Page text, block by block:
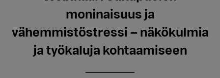
moninaisuus ja
vähemmistöstressi – näkökulmia
ja työkaluja kohtaamiseen